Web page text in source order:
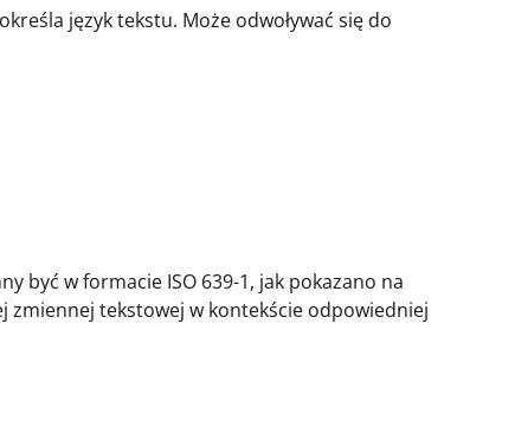
język tekstu. Może odwoływać się do
być w formacie ISO 639-1, jak pokazano na
zmiennej tekstowej w kontekście odpowiedniej